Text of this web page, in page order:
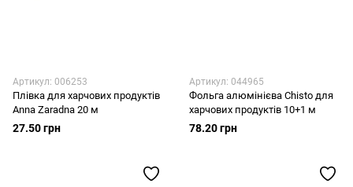
Артикул: 006253
Плівка для харчових продуктів
Anna Zaradna 20 м
27.50 грн
Артикул: 044965
Фольга алюмінієва Chisto для
харчових продуктів 10+1 м
78.20 грн